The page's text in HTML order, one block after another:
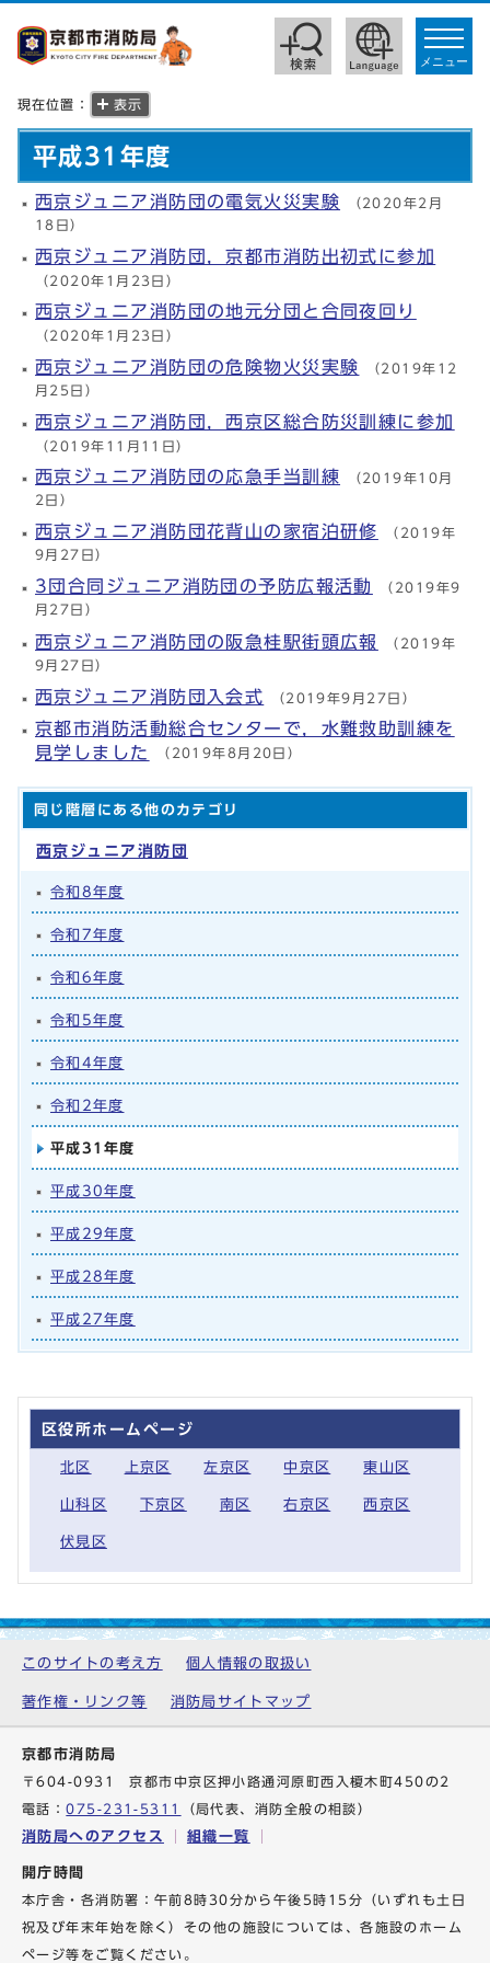
toggle
メニュー
現在位置： 表示
平成31年度
西京ジュニア消防団の電気火災実験 （2020年2月
18日）
西京ジュニア消防団，京都市消防出初式に参加
（2020年1月23日）
西京ジュニア消防団の地元分団と合同夜回り
（2020年1月23日）
西京ジュニア消防団の危険物火災実験 （2019年12
月25日）
西京ジュニア消防団，西京区総合防災訓練に参加
（2019年11月11日）
西京ジュニア消防団の応急手当訓練 （2019年10月
2日）
西京ジュニア消防団花背山の家宿泊研修 （2019年
9月27日）
3団合同ジュニア消防団の予防広報活動 （2019年9
月27日）
西京ジュニア消防団の阪急桂駅街頭広報 （2019年
9月27日）
西京ジュニア消防団入会式 （2019年9月27日）
京都市消防活動総合センターで，水難救助訓練を
見学しました （2019年8月20日）
同じ階層にある他のカテゴリ
西京ジュニア消防団
令和8年度
令和7年度
令和6年度
令和5年度
令和4年度
令和2年度
平成31年度
平成30年度
平成29年度
平成28年度
平成27年度
区役所ホームページ
北区 上京区 左京区 中京区 東山区
山科区 下京区 南区 右京区 西京区
伏見区
このサイトの考え方 個人情報の取扱い
著作権・リンク等 消防局サイトマップ
京都市消防局
〒604-0931 京都市中京区押小路通河原町西入榎木町450の2
電話：075-231-5311 （局代表、消防全般の相談）
消防局へのアクセス 組織一覧
開庁時間
本庁舎・各消防署：午前8時30分から午後5時15分（いずれも土日
祝及び年末年始を除く）その他の施設については、各施設のホーム
ページ等をご覧ください。